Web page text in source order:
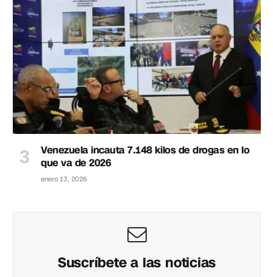
Venezuela incauta 7.148 kilos de drogas en lo
que va de 2026
enero 13, 2026
Suscríbete a las noticias